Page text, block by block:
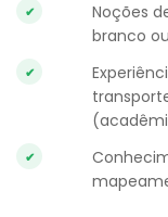
Noções
branco